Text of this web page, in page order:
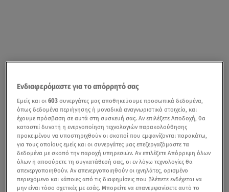
Ενδιαφερόμαστε για το απόρρητό σας
Εμείς και οι603 συνεργάτες μας αποθηκεύουμε προσωπικά δεδομένα,
όπως δεδομένα περιήγησης ή μοναδικά αναγνωριστικά στοιχεία, και
έχουμε πρόσβαση σε αυτά στη συσκευή σας. Αν επιλέξετε Αποδοχή, θα
καταστεί δυνατή η ενεργοποίηση τεχνολογιών παρακολούθησης
προκειμένου να υποστηριχθούν οι σκοποί που εμφανίζονται παρακάτω,
για τους οποίους εμείς και οι συνεργάτες μας επεξεργαζόμαστε τα
δεδομένα με σκοπό την παροχή υπηρεσιών. Αν επιλέξετε Απόρριψη όλων
όλων ή αποσύρετε τη συγκατάθεσή σας, οι εν λόγω τεχνολογίες θα
απενεργοποιηθούν. Αν απενεργοποιηθούν οι ιχνηλάτες, ορισμένο
περιεχόμενο και κάποιες από τις διαφημίσεις που βλέπετε ενδέχεται να
μην είναι τόσο σχετικές με εσάς. Μπορείτε να επανεμφανίσετε αυτό το